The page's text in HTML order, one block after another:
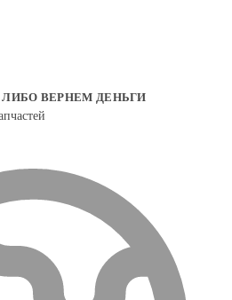
ЛИБО ВЕРНЕМ ДЕНЬГИ